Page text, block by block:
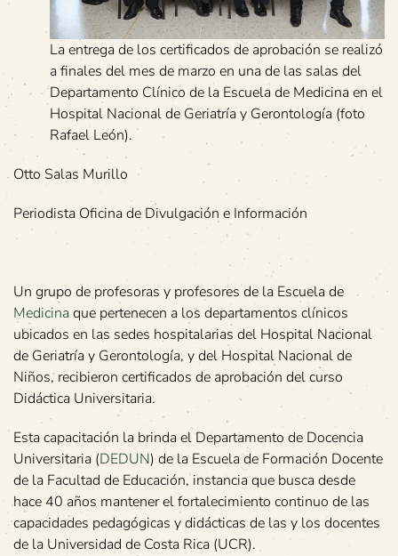
La entrega de los certificados de aprobación se realizó
a finales del mes de marzo en una de las salas del
Departamento Clínico de la Escuela de Medicina en el
Hospital Nacional de Geriatría y Gerontología (foto
Rafael León).
Otto Salas Murillo
Periodista Oficina de Divulgación e Información
Un grupo de profesoras y profesores de la Escuela de
Medicina que pertenecen a los departamentos clínicos
ubicados en las sedes hospitalarias del Hospital Nacional
de Geriatría y Gerontología, y del Hospital Nacional de
Niños, recibieron certificados de aprobación del curso
Didáctica Universitaria.
Esta capacitación la brinda el Departamento de Docencia
Universitaria (DEDUN) de la Escuela de Formación Docente
de la Facultad de Educación, instancia que busca desde
hace 40 años mantener el fortalecimiento continuo de las
capacidades pedagógicas y didácticas de las y los docentes
de la Universidad de Costa Rica (UCR).